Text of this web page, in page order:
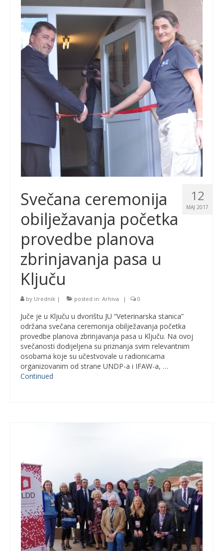
12
MAJ 2017
Svečana ceremonija
obilježavanja početka
provedbe planova
zbrinjavanja pasa u
Ključu
by Urednik | posted in: Arhiva | 0
Juče je u Ključu u dvorištu JU “Veterinarska stanica”
održana svečana ceremonija obilježavanja početka
provedbe planova zbrinjavanja pasa u Ključu. Na ovoj
svečanosti dodijeljena su priznanja svim relevantnim
osobama koje su učestvovale u radionicama
organizovanim od strane UNDP-a i IFAW-a, …
Continued